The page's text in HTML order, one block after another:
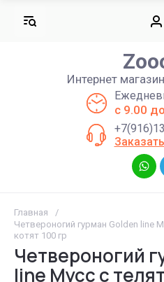
Интернет
с 9.00
Главная
/
Четвероногий гурман Golden line
котят 100 гр
Четвероногий
line Мусс с